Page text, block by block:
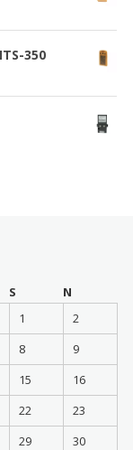
350
S
N
1
2
8
9
15
16
22
23
29
30